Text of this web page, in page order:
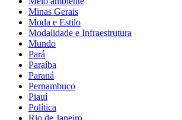
Minas Gerais
Moda e Estilo
Modalidade e Infraestrutura
Mundo
Pará
Paraíba
Paraná
Pernambuco
Piauí
Política